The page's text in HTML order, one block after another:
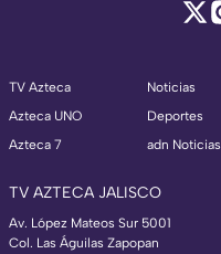
TV Azteca
Azteca UNO
Azteca 7
Noticias
Deportes
adn Noticias
TV AZTECA JALISCO
Av. López Mateos Sur 5001
Col. Las Águilas Zapopan